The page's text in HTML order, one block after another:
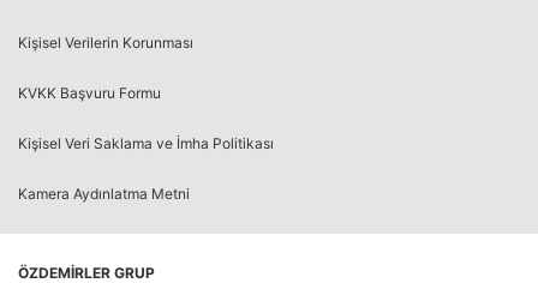
Kişisel Verilerin Korunması
KVKK Başvuru Formu
Kişisel Veri Saklama ve İmha Politikası
Kamera Aydınlatma Metni
ÖZDEMİRLER GRUP